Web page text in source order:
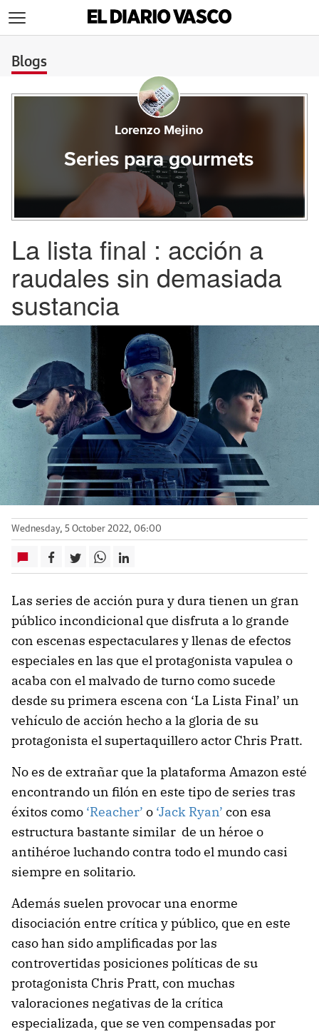
Blogs
Lorenzo Mejino
Series para gourmets
La lista final : acción a
raudales sin demasiada
sustancia
Wednesday, 5 October 2022, 06:00
Las series de acción pura y dura tienen un gran
público incondicional que disfruta a lo grande
con escenas espectaculares y llenas de efectos
especiales en las que el protagonista vapulea o
acaba con el malvado de turno como sucede
desde su primera escena con ‘La Lista Final’ un
vehículo de acción hecho a la gloria de su
protagonista el supertaquillero actor Chris Pratt.
No es de extrañar que la plataforma Amazon esté
encontrando un filón en este tipo de series tras
éxitos como ‘Reacher’ o ‘Jack Ryan’ con esa
estructura bastante similar de un héroe o
antihéroe luchando contra todo el mundo casi
siempre en solitario.
Además suelen provocar una enorme
disociación entre crítica y público, que en este
caso han sido amplificadas por las
controvertidas posiciones políticas de su
protagonista Chris Pratt, con muchas
valoraciones negativas de la crítica
especializada, que se ven compensadas por